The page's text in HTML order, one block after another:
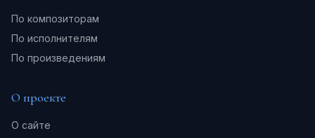
По композиторам
По исполнителям
По произведениям
О проекте
О сайте